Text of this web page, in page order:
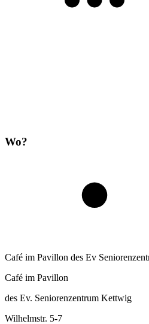
Wo?
Café im Pavillon des Ev
Café im Pavillon
des Ev. Seniorenzentrum Kettwig
Wilhelmstr. 5-7